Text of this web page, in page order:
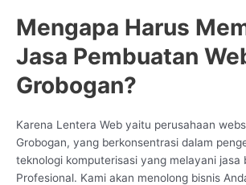
Mengapa Harus
Jasa Pembuatan
Grobogan?
Karena Lentera Web yaitu perusahaan
Grobogan, yang berkonsentrasi dalam
teknologi komputerisasi yang melayani jasa
Profesional. Kami akan menolong bisnis
CS Lenteraweb